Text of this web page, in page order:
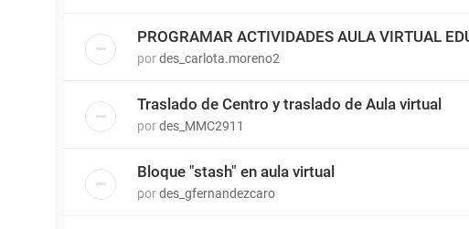
PROGRAMAR ACTIVIDADES AULA VIRTUAL
pordes_carlota.moreno2
Traslado de Centro y traslado de Aula virtual
pordes_MMC2911
Bloque "stash" en aula virtual
pordes_gfernandezcaro